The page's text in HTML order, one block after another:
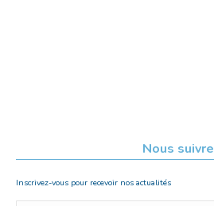
Nous suivre
Inscrivez-vous pour recevoir nos actualités